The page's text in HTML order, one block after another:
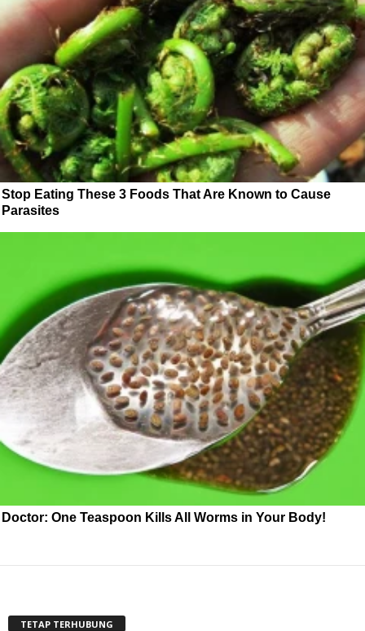
Stop Eating These 3 Foods That Are Known to Cause
Parasites
Doctor: One Teaspoon Kills All Worms in Your Body!
TETAP TERHUBUNG